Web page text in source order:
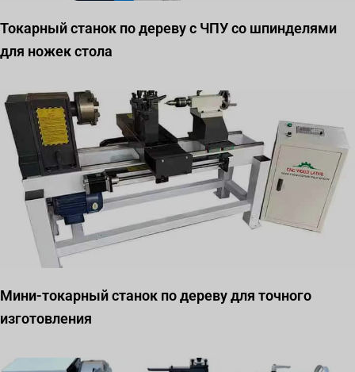
Токарный станок по дереву с ЧПУ со шпинделями
для ножек стола
Мини-токарный станок по дереву для точного
изготовления